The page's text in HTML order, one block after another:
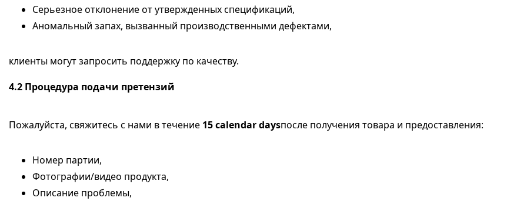
Серьезное отклонение от утвержденных спецификаций,
Аномальный запах, вызванный производственными дефектами,
клиенты могут запросить поддержку по качеству.
4.2 Процедура подачи претензий
Пожалуйста, свяжитесь с нами в течение 15 calendar daysпосле получения товара и предоставления:
Номер партии,
Фотографии/видео продукта,
Описание проблемы,